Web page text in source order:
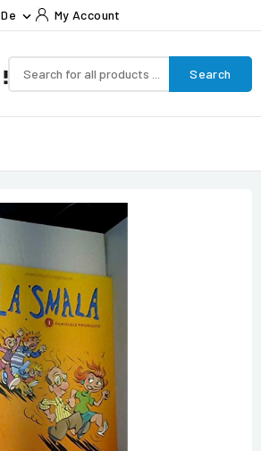
De  My Account
Search